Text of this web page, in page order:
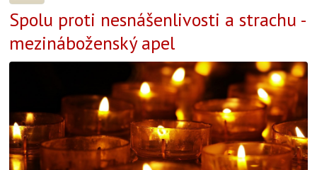
Spolu proti nesnášenlivosti a strachu -
mezináboženský apel